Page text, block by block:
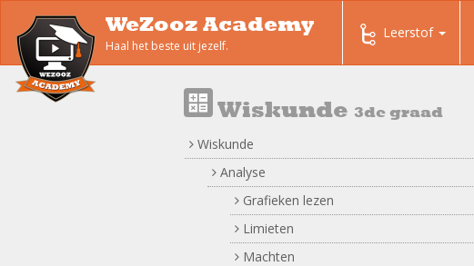
WeZooz Academy
Haal het beste uit jezelf.
Leerstof
Wiskunde 3de graad
Wiskunde
Analyse
Grafieken lezen
Limieten
Machten